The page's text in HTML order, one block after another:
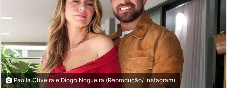
Paolla Oliveira e Diogo Nogueira (Reprodução/ Instagram)